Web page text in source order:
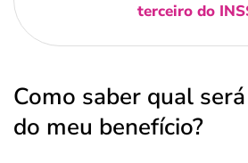
terceiro do
Como saber qual
do meu benefício?